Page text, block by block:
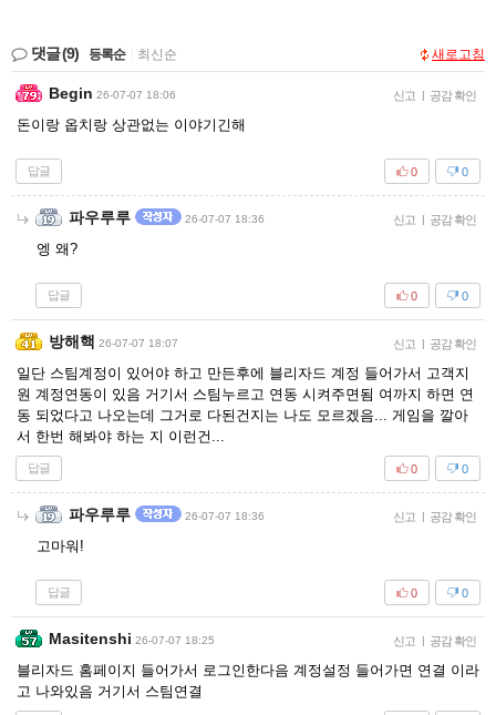
댓글(9) 등록순 최신순 새로고침
Begin 26-07-07 18:06 신고 | 공감 확인
돈이랑 옵치랑 상관없는 이야기긴해
답글 0
0
파우루루 26-07-07 18:36 신고 | 공감 확인
엥 왜?
답글 0
0
방해핵 26-07-07 18:07 신고 | 공감 확인
일단 스팀계정이 있어야 하고 만든후에 블리자드 계정 들어가서 고객지
원 계정연동이 있음 거기서 스팀누르고 연동 시켜주면됨 여까지 하면 연
동 되었다고 나오는데 그거로 다된건지는 나도 모르겠음... 게임을 깔아
서 한번 해봐야 하는 지 이런건...
답글 0
0
파우루루 26-07-07 18:36 신고 | 공감 확인
고마워!
답글 0
0
Masitenshi 26-07-07 18:25 신고 | 공감 확인
블리자드 홈페이지 들어가서 로그인한다음 계정설정 들어가면 연결 이라
고 나와있음 거기서 스팀연결